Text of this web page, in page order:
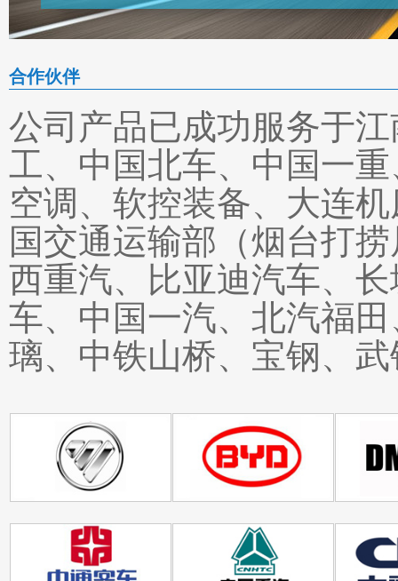
合作伙伴
公司产品已成功服务于
工、中国北车、中国一
空调、软控装备、大连
国交通运输部（烟台打
西重汽、比亚迪汽车、
车、中国一汽、北汽福
璃、中铁山桥、宝钢、